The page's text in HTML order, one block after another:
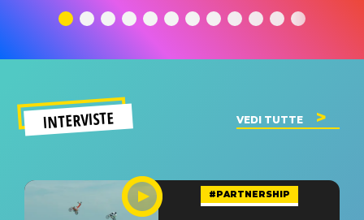
significato
del singolo
INTERVISTE VEDI TUTTE
#PARTNERSHIP